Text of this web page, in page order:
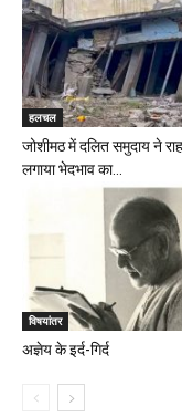
हलचल
जोशीमठ में दलित समुदाय ने
लगाया भेदभाव का...
विषयांतर
अज्ञेय के इर्द-गिर्द